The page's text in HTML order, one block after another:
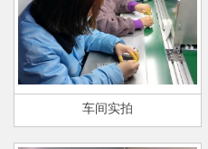
车间实拍